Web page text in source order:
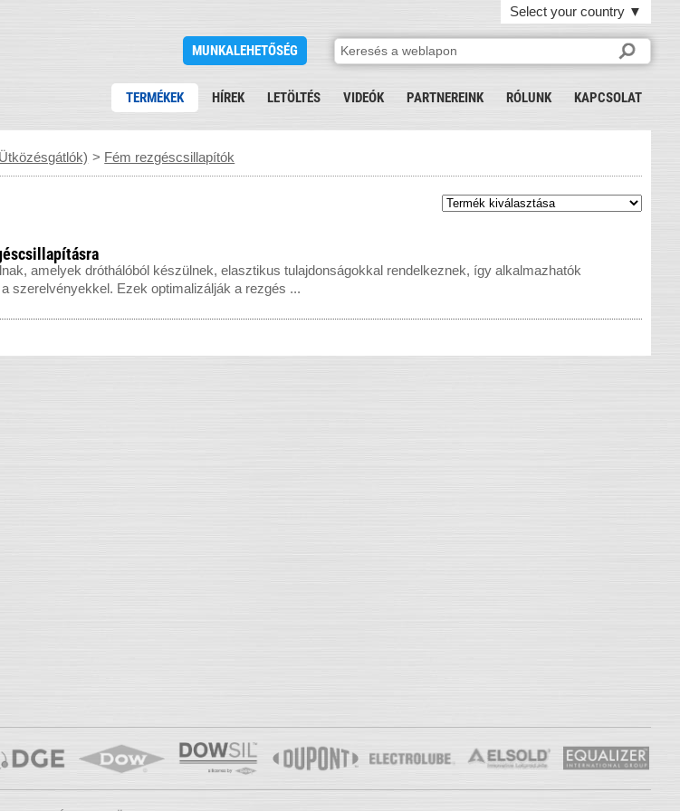
Select your country ▼
MUNKALEHETŐSÉG
TERMÉKEK HÍREK LETÖLTÉS VIDEÓK PARTNEREINK RÓLUNK KAPCSOLAT
> Fém rezgéscsillapítók
amelyek dróthálóból készülnek, elasztikus tulajdonságokkal rendelkeznek, így alkalmazhatók
szerelvényekkel. Ezek optimalizálják a rezgés ...